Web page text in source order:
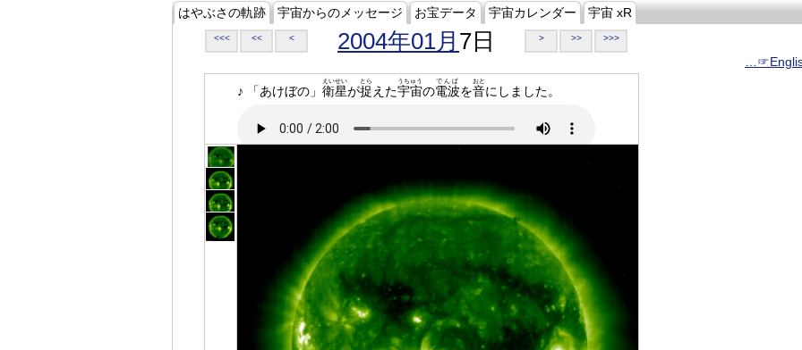
はやぶさの軌跡 宇宙からのメッセージ お宝データ 宇宙カレンダー 宇宙 xR
<<< << < 2004年01月 7日 > >> >>>
♪ 「あけぼの」 衛星
えいせい
が捉
とら
えた宇宙
うちゅう
の電波
でんぱ
を音
おと
にしました。